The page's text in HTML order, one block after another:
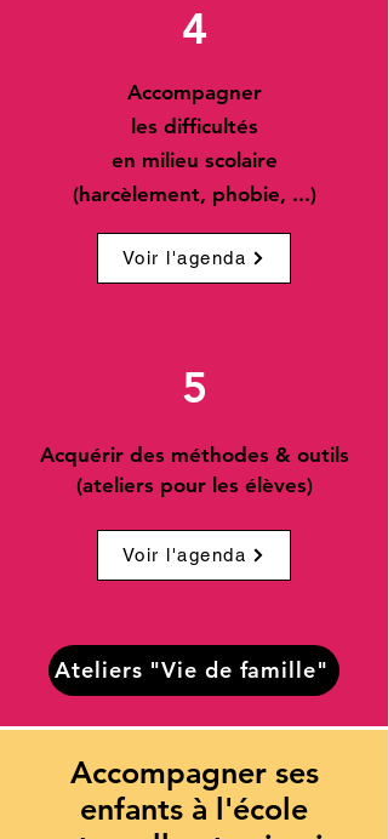
4
Accompagner
les difficultés
en milieu scolaire
(harcèlement, phobie, ...)
Voir l'agenda
5
Acquérir des méthodes & outils
(ateliers pour les élèves)
Voir l'agenda
Ateliers "Vie de famille"
Accompagner ses
enfants à l'école